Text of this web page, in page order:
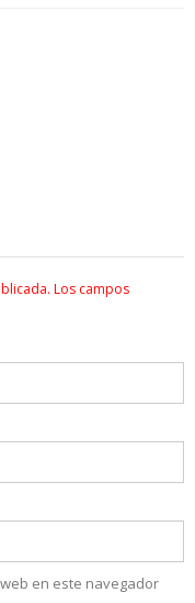
Los campos
en este navegador